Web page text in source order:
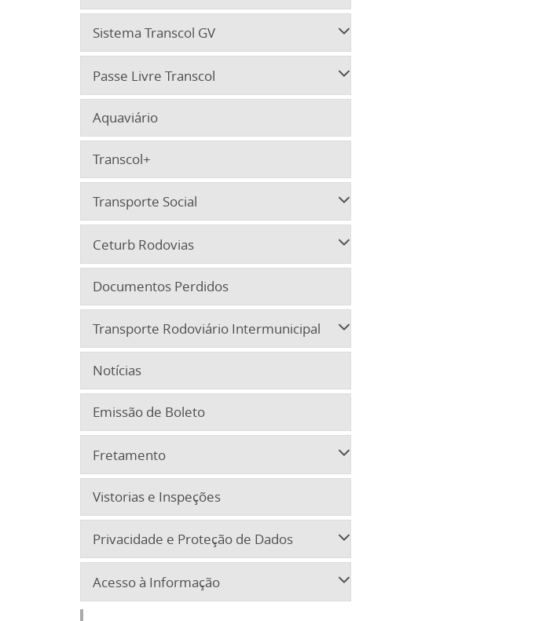
Sistema Transcol GV
Passe Livre Transcol
Aquaviário
Transcol+
Transporte Social
Ceturb Rodovias
Documentos Perdidos
Transporte Rodoviário Intermunicipal
Notícias
Emissão de Boleto
Fretamento
Vistorias e Inspeções
Privacidade e Proteção de Dados
Acesso à Informação